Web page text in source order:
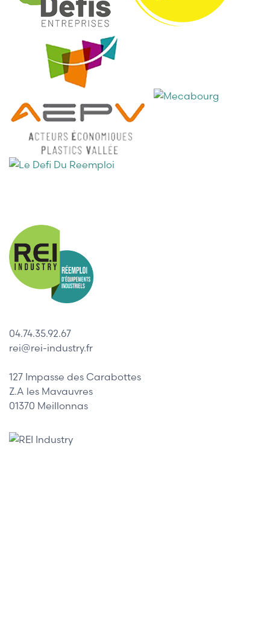
04.74.35.92.67
rei@rei-industry.fr
127 Impasse des Carabottes
Z.A les Mavauvres
01370 Meillonnas